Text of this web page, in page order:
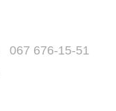
067 676-15-51